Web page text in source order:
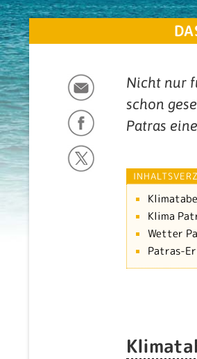
Nicht nur
schon
Patras
Klima
Wetter
Patras-